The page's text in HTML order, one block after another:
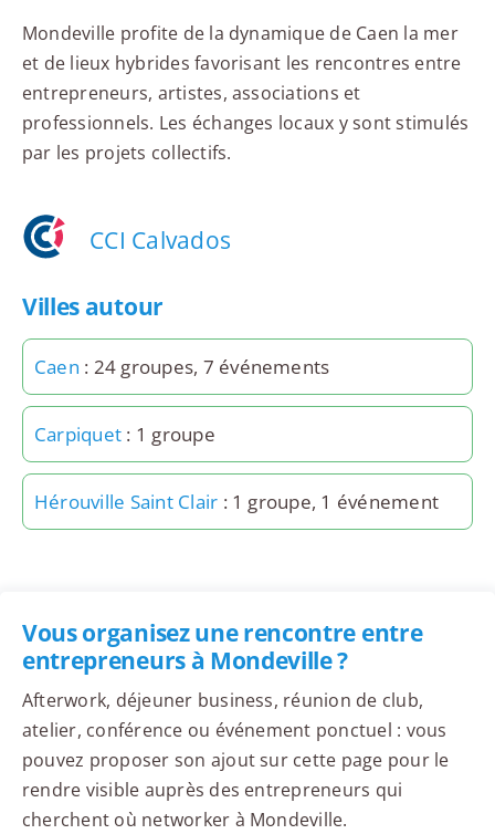
Mondeville profite de la dynamique de Caen la mer
et de lieux hybrides favorisant les rencontres entre
entrepreneurs, artistes, associations et
professionnels. Les échanges locaux y sont stimulés
par les projets collectifs.
CCI Calvados
Villes autour
Caen : 24 groupes, 7 événements
Carpiquet : 1 groupe
Hérouville Saint Clair : 1 groupe, 1 événement
Vous organisez une rencontre entre
entrepreneurs à Mondeville ?
Afterwork, déjeuner business, réunion de club,
atelier, conférence ou événement ponctuel : vous
pouvez proposer son ajout sur cette page pour le
rendre visible auprès des entrepreneurs qui
cherchent où networker à Mondeville.